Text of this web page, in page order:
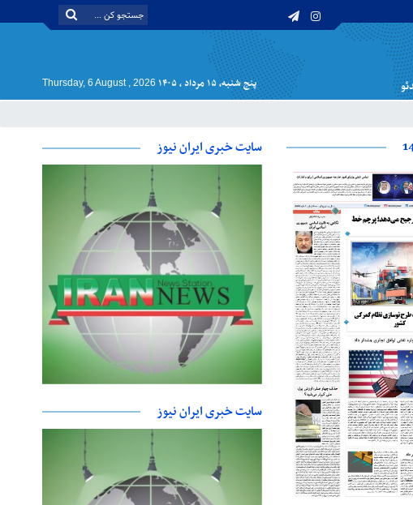
پنج شنبه, ۱۵ مرداد , ۱۴۰۵ Thursday, 6 August , 2026
سایت خبری ایران نیوز
سایت خبری ایران نیوز